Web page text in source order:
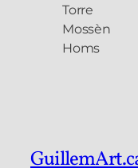
Torre
Mossèn
Homs